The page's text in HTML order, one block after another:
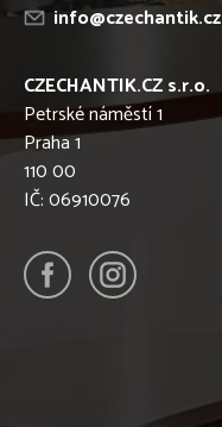
info@czechantik.cz
CZECHANTIK.CZ s.r.o.
Petrské náměstí 1
Praha 1
110 00
IČ: 06910076